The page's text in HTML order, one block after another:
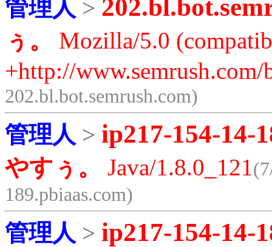
管理人 >
ぅ。
Mozilla/5.0
+http://
202.bl.bot.semrush.com)
管理人 > ip217-154-14-
やすぅ。 Java/1.8.0_121
189.pbiaas.com)
管理人 > ip217-154-14-